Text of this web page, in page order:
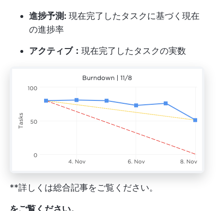
進捗予測: 現在完了したタスクに基づく現在
の進捗率
アクティブ： 現在完了したタスクの実数
**詳しくは総合記事をご覧ください。
をご覧ください。